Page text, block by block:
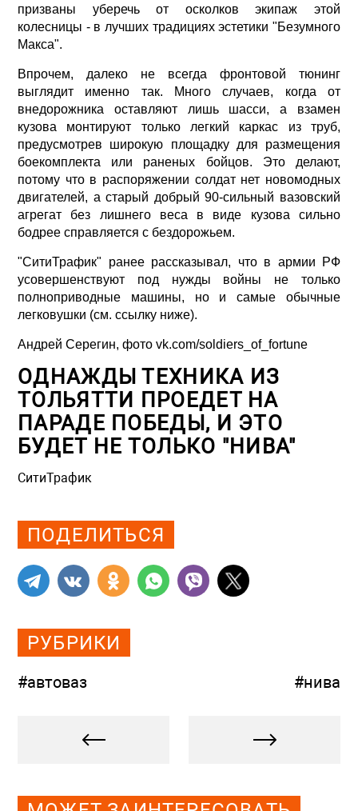
призваны уберечь от осколков экипаж этой
колесницы - в лучших традициях эстетики "Безумного
Макса".
Впрочем, далеко не всегда фронтовой тюнинг
выглядит именно так. Много случаев, когда от
внедорожника оставляют лишь шасси, а взамен
кузова монтируют только легкий каркас из труб,
предусмотрев широкую площадку для размещения
боекомплекта или раненых бойцов. Это делают,
потому что в распоряжении солдат нет новомодных
двигателей, а старый добрый 90-сильный вазовский
агрегат без лишнего веса в виде кузова сильно
бодрее справляется с бездорожьем.
"СитиТрафик" ранее рассказывал, что в армии РФ
усовершенствуют под нужды войны не только
полноприводные машины, но и самые обычные
легковушки (см. ссылку ниже).
Андрей Серегин, фото vk.com/soldiers_of_fortune
ОДНАЖДЫ ТЕХНИКА ИЗ
ТОЛЬЯТТИ ПРОЕДЕТ НА
ПАРАДЕ ПОБЕДЫ, И ЭТО
БУДЕТ НЕ ТОЛЬКО "НИВА"
СитиТрафик
ПОДЕЛИТЬСЯ
РУБРИКИ
#автоваз #нива